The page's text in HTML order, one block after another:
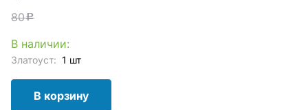
80c
В наличии:
Златоуст: 1 шт
В корзину